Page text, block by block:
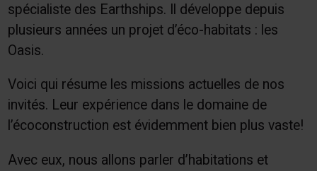
spécialiste des Earthships. Il développe depuis
plusieurs années un projet d’éco-habitats : les
Oasis.
Voici qui résume les missions actuelles de nos
invités. Leur expérience dans le domaine de
l’écoconstruction est évidemment bien plus vaste!
Avec eux, nous allons parler d’habitations et